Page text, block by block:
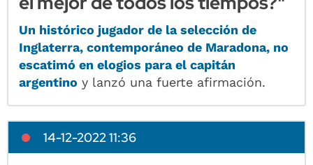
Un histórico jugador de la selección de
Inglaterra, contemporáneo de Maradona, no
escatimó en elogios para el capitán
argentino y lanzó una fuerte afirmación.
14-12-2022 11:36